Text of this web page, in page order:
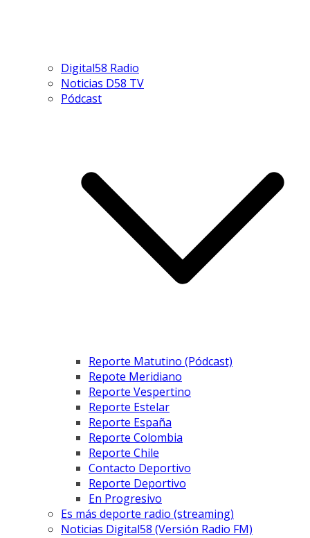
Digital58 Radio
Noticias D58 TV
Pódcast
Reporte Matutino (Pódcast)
Repote Meridiano
Reporte Vespertino
Reporte Estelar
Reporte España
Reporte Colombia
Reporte Chile
Contacto Deportivo
Reporte Deportivo
En Progresivo
Es más deporte radio (streaming)
Noticias Digital58 (Versión Radio FM)